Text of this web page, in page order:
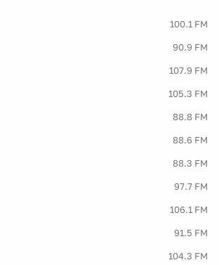
100.1 FM
90.9 FM
107.9 FM
105.3 FM
88.8 FM
88.6 FM
88.3 FM
97.7 FM
106.1 FM
91.5 FM
104.3 FM